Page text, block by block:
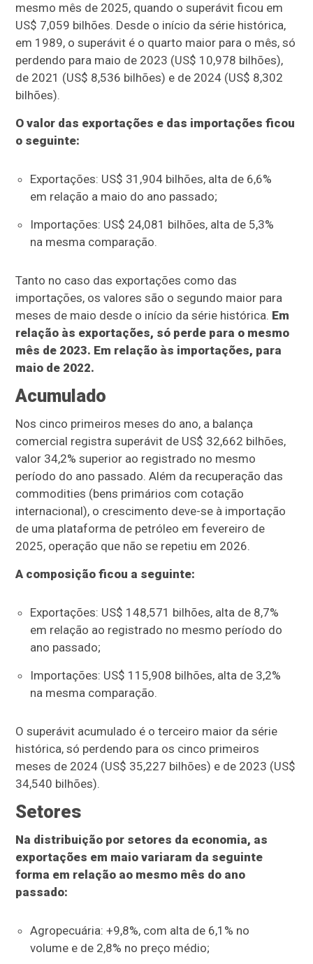
mesmo mês de 2025, quando o superávit ficou em
US$ 7,059 bilhões. Desde o início da série histórica,
em 1989, o superávit é o quarto maior para o mês, só
perdendo para maio de 2023 (US$ 10,978 bilhões),
de 2021 (US$ 8,536 bilhões) e de 2024 (US$ 8,302
bilhões).
O valor das exportações e das importações ficou
o seguinte:
Exportações: US$ 31,904 bilhões, alta de 6,6%
em relação a maio do ano passado;
Importações: US$ 24,081 bilhões, alta de 5,3%
na mesma comparação.
Tanto no caso das exportações como das
importações, os valores são o segundo maior para
meses de maio desde o início da série histórica. Em
relação às exportações, só perde para o mesmo
mês de 2023. Em relação às importações, para
maio de 2022.
Acumulado
Nos cinco primeiros meses do ano, a balança
comercial registra superávit de US$ 32,662 bilhões,
valor 34,2% superior ao registrado no mesmo
período do ano passado. Além da recuperação das
commodities (bens primários com cotação
internacional), o crescimento deve-se à importação
de uma plataforma de petróleo em fevereiro de
2025, operação que não se repetiu em 2026.
A composição ficou a seguinte:
Exportações: US$ 148,571 bilhões, alta de 8,7%
em relação ao registrado no mesmo período do
ano passado;
Importações: US$ 115,908 bilhões, alta de 3,2%
na mesma comparação.
O superávit acumulado é o terceiro maior da série
histórica, só perdendo para os cinco primeiros
meses de 2024 (US$ 35,227 bilhões) e de 2023 (US$
34,540 bilhões).
Setores
Na distribuição por setores da economia, as
exportações em maio variaram da seguinte
forma em relação ao mesmo mês do ano
passado:
Agropecuária: +9,8%, com alta de 6,1% no
volume e de 2,8% no preço médio;